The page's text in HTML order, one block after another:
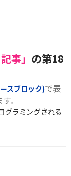
事」 の第18
スブロック)で表
。
グラミングされる